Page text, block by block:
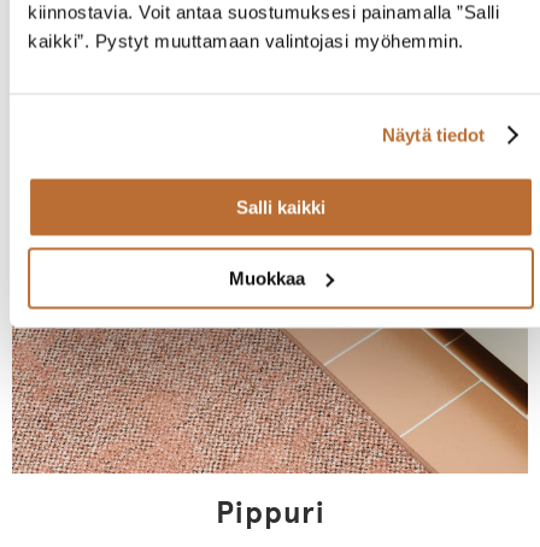
kiinnostavia. Voit antaa suostumuksesi painamalla ”Salli
kaikki”. Pystyt muuttamaan valintojasi myöhemmin.
Näytä tiedot
Salli kaikki
Muokkaa
Pippuri